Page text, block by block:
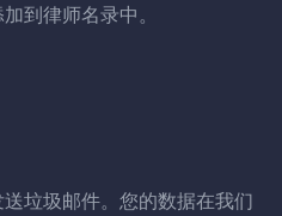
到律师名录中。
垃圾邮件。您的数据在我们